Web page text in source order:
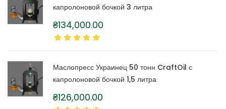
капролоновой бочкой 3 литра
₴134,000.00
Маслопресс Украинец 50 тонн CraftOil с
капролоновой бочкой 1,5 литра
₴126,000.00